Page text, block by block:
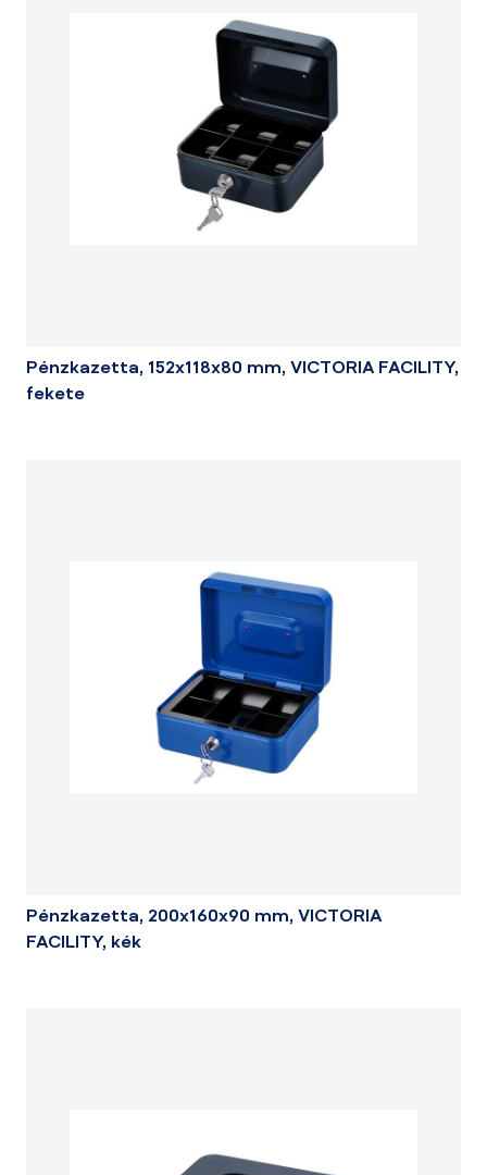
Pénzkazetta, 152x118x80 mm, VICTORIA FACILITY,
fekete
Pénzkazetta, 200x160x90 mm, VICTORIA
FACILITY, kék